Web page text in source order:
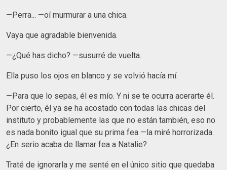
—Perra... —oí murmurar a una chica.
Vaya que agradable bienvenida.
—¿Qué has dicho? —susurré de vuelta.
Ella puso los ojos en blanco y se volvió hacía mí.
—Para que lo sepas, él es mío. Y ni se te ocurra acerarte él.
Por cierto, él ya se ha acostado con todas las chicas del
instituto y probablemente las que no están también, eso no
es nada bonito igual que su prima fea —la miré horrorizada.
¿En serio acaba de llamar fea a Natalie?
Traté de ignorarla y me senté en el único sitio que quedaba